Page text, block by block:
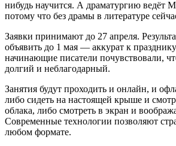
нибудь научится. А драматургию ведёт
потому что без драмы в литературе
Заявки принимают до 27 апреля.
объявить до 1 мая — аккурат к
начинающие писатели почувствовали,
долгий и неблагодарный.
Занятия будут проходить и онлайн, и
либо сидеть на настоящей крыше и
облака, либо смотреть в экран и
Современные технологии позволяют
любом формате.